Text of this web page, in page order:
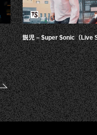
鋭児 – $uper $onic（Live